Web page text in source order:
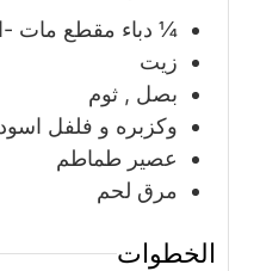
¼ دباء مقطع مات -
زيت
بصل , ثوم
وكزبره و فلفل
عصير طماطم
مرق لحم
الخطوات